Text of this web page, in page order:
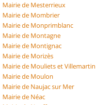
Mairie de Mesterrieux
Mairie de Mombrier
Mairie de Monprimblanc
Mairie de Montagne
Mairie de Montignac
Mairie de Morizès
Mairie de Mouliets et Villemartin
Mairie de Moulon
Mairie de Naujac sur Mer
Mairie de Néac